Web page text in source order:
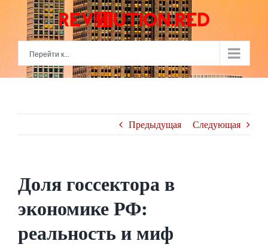
content
Перейти к...
Предыдущая Следующая
Доля госсектора в
экономике РФ:
реальность и миф